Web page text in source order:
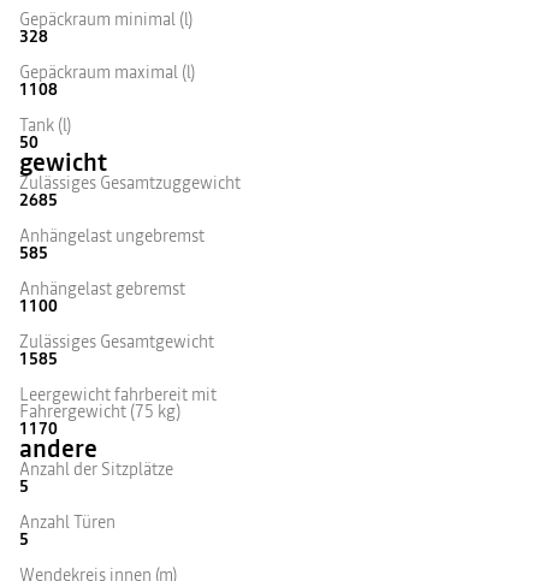
Gepäckraum minimal (l)
328
Gepäckraum maximal (l)
1108
Tank (l)
50
gewicht
Zulässiges Gesamtzuggewicht
2685
Anhängelast ungebremst
585
Anhängelast gebremst
1100
Zulässiges Gesamtgewicht
1585
Leergewicht fahrbereit mit
Fahrergewicht (75 kg)
1170
andere
Anzahl der Sitzplätze
5
Anzahl Türen
5
Wendekreis innen (m)